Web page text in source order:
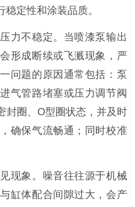
定性和涂装品质。
力不稳定。当喷漆泵输出
形成断续或飞溅现象，严
问题的原因通常包括：泵
气管路堵塞或压力调节阀
封圈、O型圈状态，并及时
确保气流畅通；同时校准
现象。噪音往往源于机械
缸体配合间隙过大，会产